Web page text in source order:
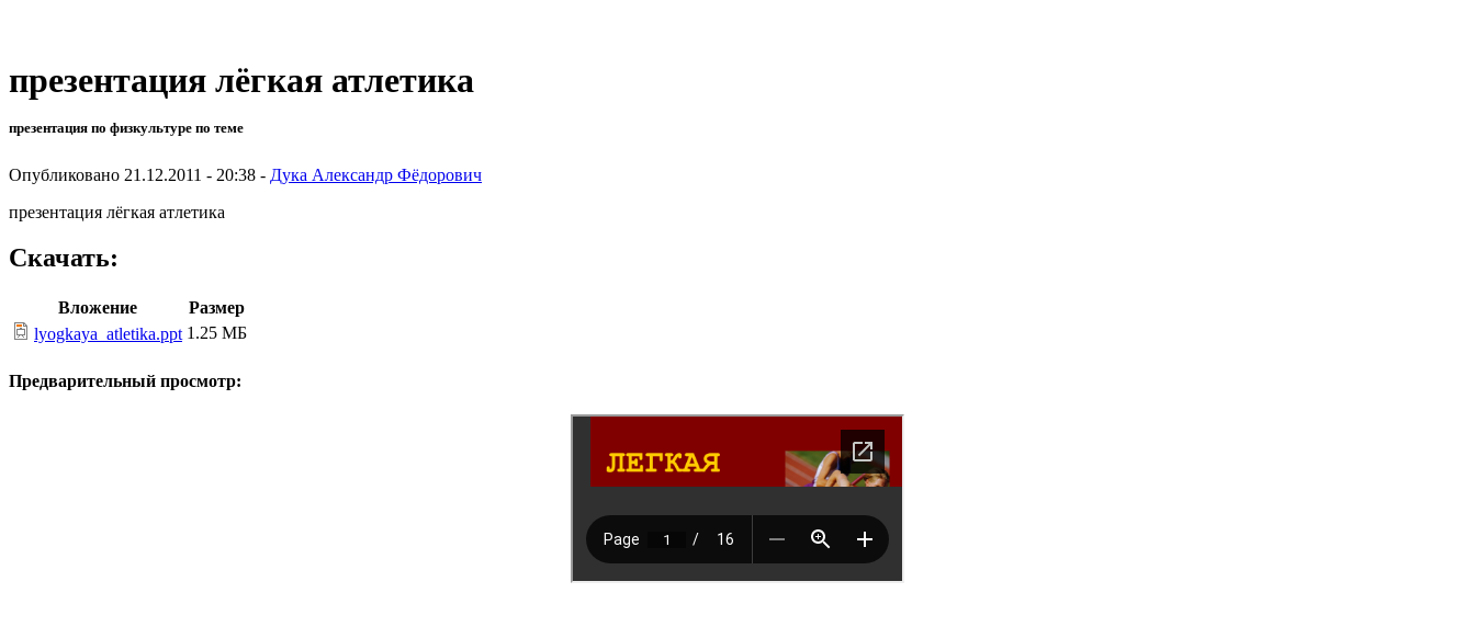
презентация лёгкая атлетика
презентация по физкультуре по теме
Опубликовано 21.12.2011 - 20:38 - Дука Александр Фёдорович
презентация лёгкая атлетика
Скачать:
Вложение
Размер
lyogkaya_atletika.ppt 1.25 МБ
Предварительный просмотр: